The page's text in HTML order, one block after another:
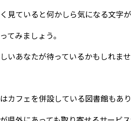
見ていると何かしら気になる文字
てみましょう。
いあなたが待っているかもしれませ
カフェを併設している図書館もあり